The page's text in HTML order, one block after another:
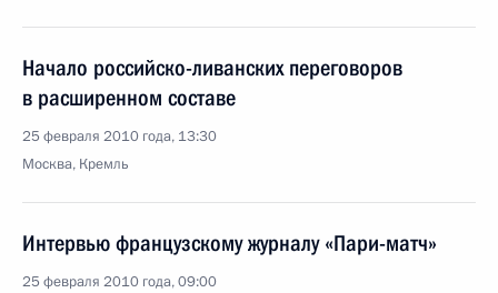
Начало российско-ливанских переговоров
в расширенном составе
25 февраля 2010 года, 13:30
Москва, Кремль
Интервью французскому журналу «Пари-матч»
25 февраля 2010 года, 09:00